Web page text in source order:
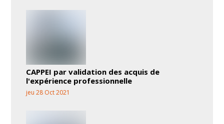
CAPPEI par validation des acquis de
l'expérience professionnelle
jeu 28 Oct 2021